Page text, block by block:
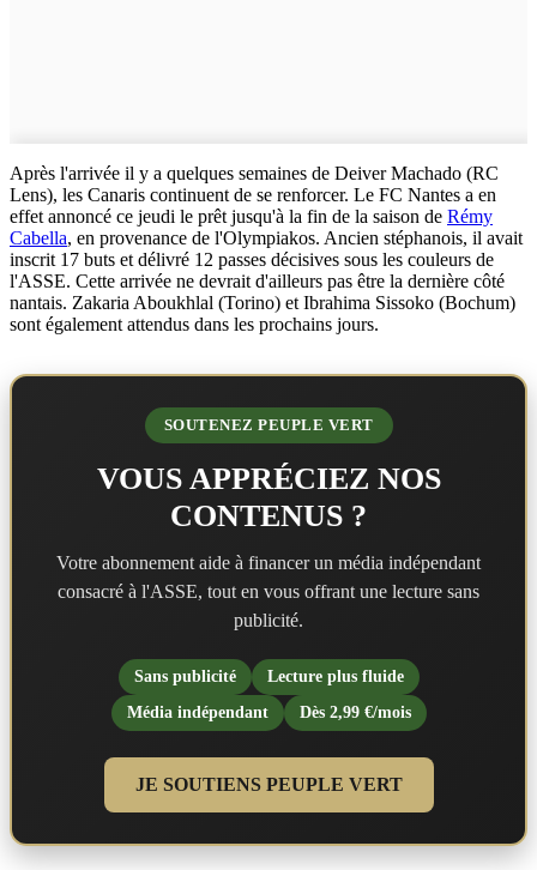
Après l'arrivée il y a quelques semaines de Deiver Machado (RC
Lens), les Canaris continuent de se renforcer. Le FC Nantes a en
effet annoncé ce jeudi le prêt jusqu'à la fin de la saison de Rémy
Cabella, en provenance de l'Olympiakos. Ancien stéphanois, il avait
inscrit 17 buts et délivré 12 passes décisives sous les couleurs de
l'ASSE. Cette arrivée ne devrait d'ailleurs pas être la dernière côté
nantais. Zakaria Aboukhlal (Torino) et Ibrahima Sissoko (Bochum)
sont également attendus dans les prochains jours.
SOUTENEZ PEUPLE VERT
VOUS APPRÉCIEZ NOS
CONTENUS ?
Votre abonnement aide à financer un média indépendant
consacré à l'ASSE, tout en vous offrant une lecture sans
publicité.
Sans publicité
Lecture plus fluide
Média indépendant
Dès 2,99 €/mois
JE SOUTIENS PEUPLE VERT